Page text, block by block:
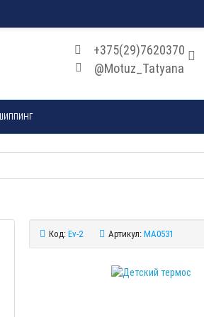
+375(29)7620370
@Motuz_Tatyana
Код: Ev-2 Артикул: MA0531